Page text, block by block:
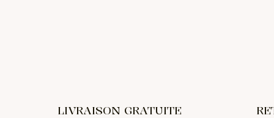
LIVRAISON GRATUITE